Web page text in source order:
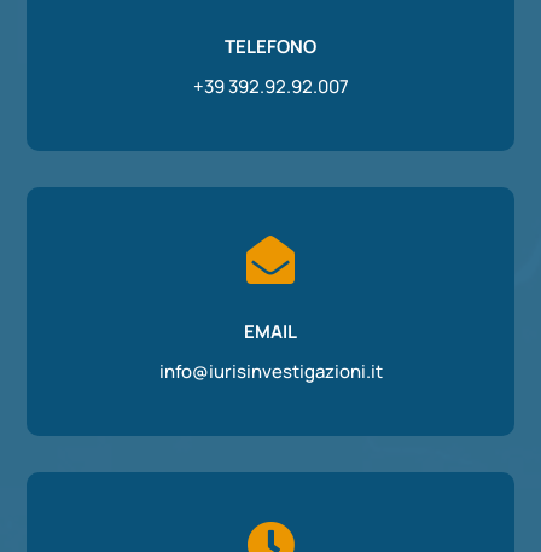
TELEFONO
+39 392.92.92.007

EMAIL
info@iurisinvestigazioni.it